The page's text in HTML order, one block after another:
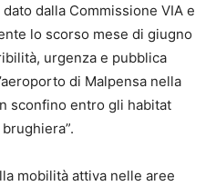
dalla Commissione VIA e
lo scorso mese di giugno
urgenza e pubblica
di Malpensa nella
sconfino entro gli habitat
mobilità attiva nelle aree